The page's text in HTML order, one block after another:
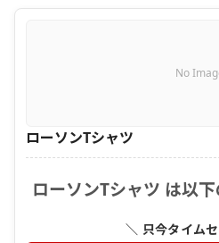
No
ローソンTシャツ
ローソンTシャツ は以
＼ 只今タイム